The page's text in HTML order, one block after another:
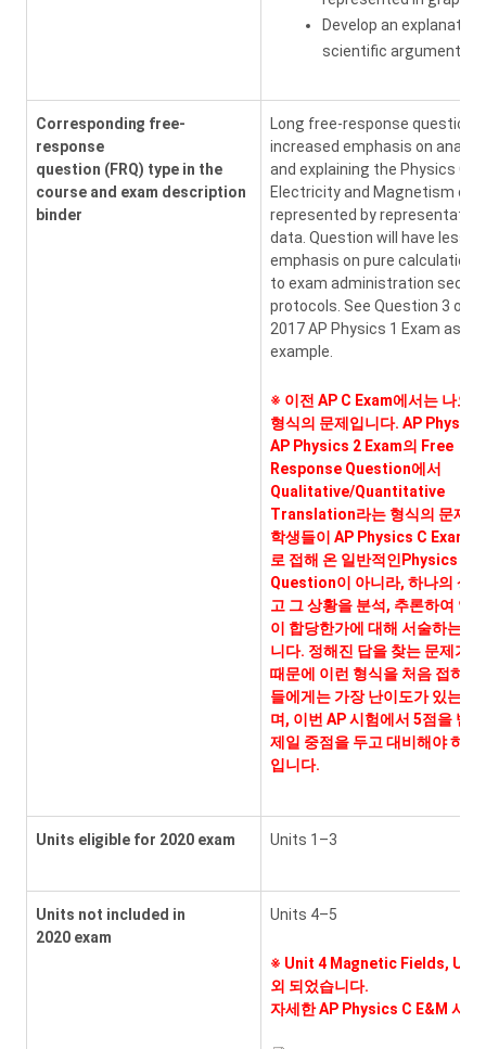
Develop an explanation
scientific argument
Corresponding free-
response
question (FRQ) type in the
course and exam description
binder
Long free-response question,
increased emphasis on
and explaining the Physics C:
Electricity and Magnetism
represented by
data. Question will have less
emphasis on pure calculations
to exam administration
protocols. See Question 3 on
2017 AP Physics 1 Exam as an
example.
※ 이전 AP C Exam에서는 나오
형식의 문제입니다. AP Physic
AP Physics 2 Exam의 Free
Response Question에서
Qualitative/Quantitative
Translation라는 형식의 문제
학생들이 AP Physics C Exam
로 접해 온 일반적인Physics
Question이 아니라, 하나의 상
고 그 상황을 분석, 추론하여 얻
이 합당한가에 대해 서술하는 형
니다. 정해진 답을 찾는 문제가
때문에 이런 형식을 처음 접하는
들에게는 가장 난이도가 있는 문
며, 이번 AP 시험에서 5점을 받
제일 중점을 두고 대비해야 하는
입니다.
Units eligible for 2020 exam Units 1–3
Units not included in
2020 exam
Units 4–5
※ Unit 4 Magnetic Fields,
외 되었습니다.
자세한 AP Physics C E&M 시